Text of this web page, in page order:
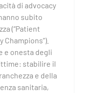
di advocacy
subito
(“Patient
Champions”).
e onesta degli
stabilire il
e della
sanitaria,